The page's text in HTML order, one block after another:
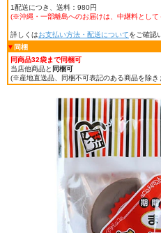
1配送につき、送料：980円
(※沖縄・一部離島へのお届けは、中継料とし
詳しくはお支払い方法・配送についてをご確認
▼ 同梱
同商品32袋まで同梱可
当店他商品と 同梱可
(※産地直送品、同梱不可表記のある商品を除き